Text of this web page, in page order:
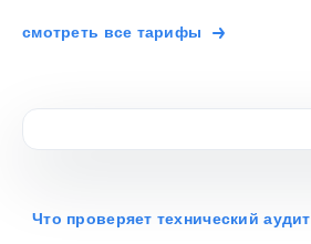
смотреть все тарифы
Что проверяет технический аудит